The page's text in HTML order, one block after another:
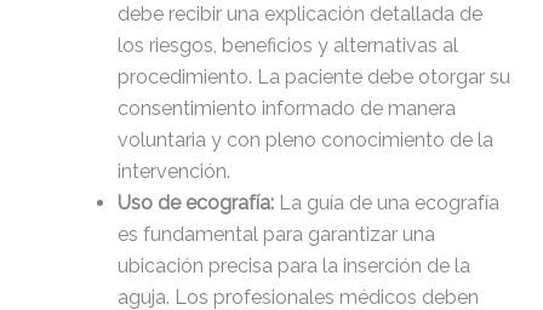
debe recibir una explicación detallada de
los riesgos, beneficios y alternativas al
procedimiento. La paciente debe otorgar su
consentimiento informado de manera
voluntaria y con pleno conocimiento de la
intervención.
Uso de ecografía:La guía de una ecografía
es fundamental para garantizar una
ubicación precisa para la inserción de la
aguja. Los profesionales médicos deben